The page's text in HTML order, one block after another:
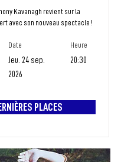
Kavanagh revient sur la
avec son nouveau spectacle !
Date
Jeu. 24 sep.
2026
Heure
20:30
PLACES